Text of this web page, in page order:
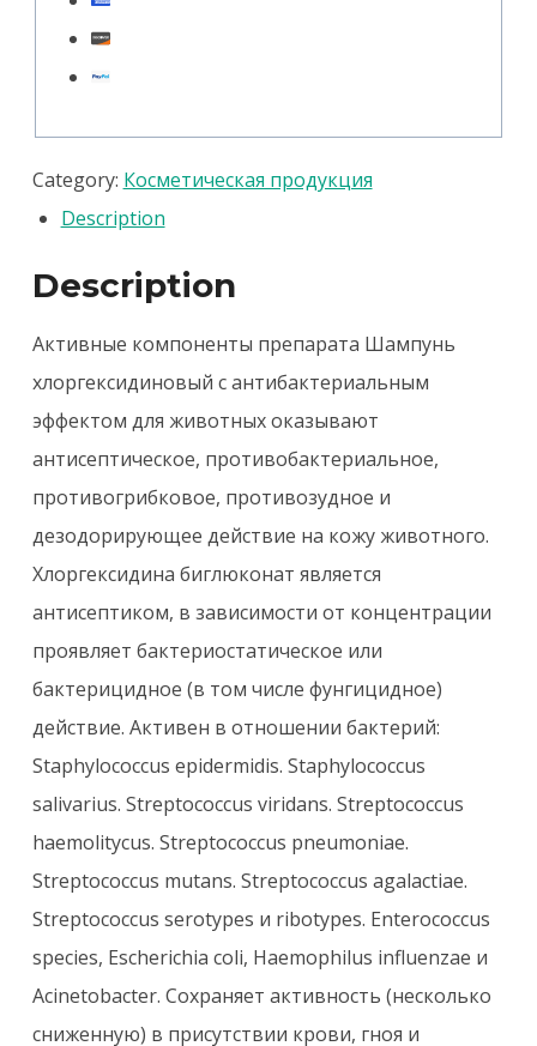
пролонгированного
действия,
Category: Косметическая продукция
Description
Description
Активные компоненты препарата Шампунь
хлоргексидиновый с антибактериальным
эффектом для животных оказывают
антисептическое, противобактериальное,
противогрибковое, противозудное и
дезодорирующее действие на кожу животного.
Хлоргексидина биглюконат является
антисептиком, в зависимости от концентрации
проявляет бактериостатическое или
бактерицидное (в том числе фунгицидное)
действие. Активен в отношении бактерий:
Staphylococcus epidermidis. Staphylococcus
salivarius. Streptococcus viridans. Streptococcus
haemolitycus. Streptococcus pneumoniae.
Streptococcus mutans. Streptococcus agalactiae.
Streptococcus serotypes и ribotypes. Enterococcus
species, Escherichia coli, Haemophilus influenzae и
Acinetobacter. Сохраняет активность (несколько
сниженную) в присутствии крови, гноя и